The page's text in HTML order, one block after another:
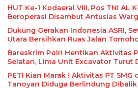
HUT Ke-1 Kodaeral VIII, Pos TNI AL
Beroperasi Disambut Antusias
Dukung Gerakan Indonesia ASRI,
Utara Bersihkan Ruas Jalan
Bareskrim Polri Hentikan Aktivitas
Selatan, Lima Unit Excavator Turut
PETI Kian Marak ! Aktivitas PT SMG
Tanoyan Diduga Berlindung Dibalik